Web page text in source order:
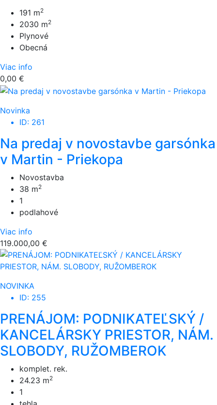
191 m2
2030 m2
Plynové
Obecná
Viac info
0,00 €
Novinka
ID: 261
Na predaj v novostavbe garsónka
v Martin - Priekopa
Novostavba
38 m2
1
podlahové
Viac info
119.000,00 €
NOVINKA
ID: 255
PRENÁJOM: PODNIKATEĽSKÝ /
KANCELÁRSKY PRIESTOR, NÁM.
SLOBODY, RUŽOMBEROK
komplet. rek.
24.23 m2
1